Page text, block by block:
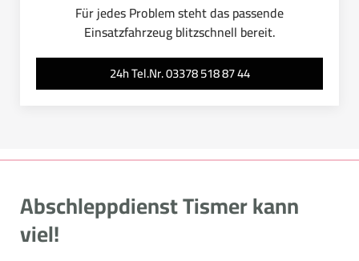
Für jedes Problem steht das passende
Einsatzfahrzeug blitzschnell bereit.
24h Tel.Nr. 03378 518 87 44
Abschleppdienst Tismer kann
viel!